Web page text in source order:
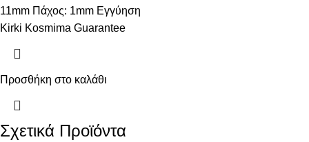
11mm Πάχος: 1mm Εγγύηση
Kirki Kosmima Guarantee
Προσθήκη στο καλάθι
Σχετικά Προϊόντα